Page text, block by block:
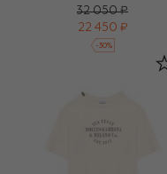
32 050 ₽
22 450 ₽
-30%